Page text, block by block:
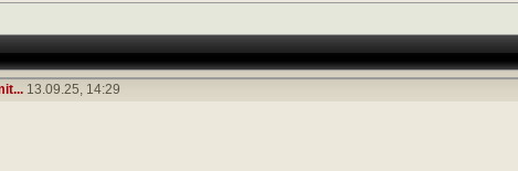
13.09.25, 14:29